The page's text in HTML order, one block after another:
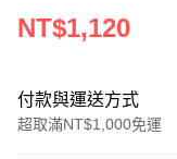
NT$1,120
付款與運送方式
超取滿NT$1,000免運